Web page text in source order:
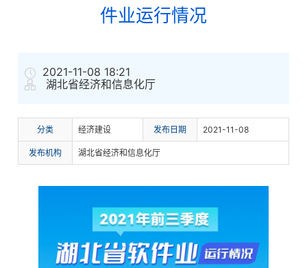
件业运行情况
2021-11-08 18:21
湖北省经济和信息化厅
分类 经济建设 发布日期 2021-11-08
发布机构 湖北省经济和信息化厅